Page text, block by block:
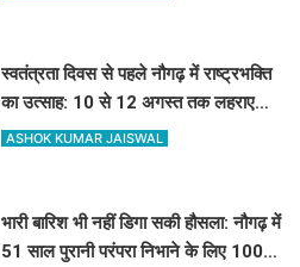
स्वतंत्रता दिवस से पहले नौगढ़ में राष्ट्रभक्ति
का उत्साह: 10 से 12 अगस्त तक लहराएगा
हर घर तिरंगा
ASHOK KUMAR JAISWAL
भारी बारिश भी नहीं डिगा सकी हौसला: नौगढ़ में
51 साल पुरानी परंपरा निभाने के लिए 100 से